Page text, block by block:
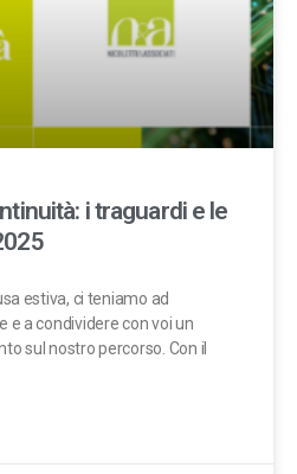
i traguardi e le
estiva, ci teniamo ad
e a condividere con voi un
sul nostro percorso. Con il